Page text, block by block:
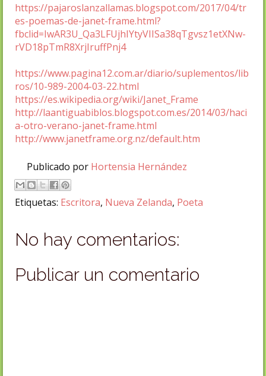
https://pajaroslanzallamas.blogspot.com/2017/04/tr
es-poemas-de-janet-frame.html?
fbclid=IwAR3U_Qa3LFUjhIYtyVIISa38qTgvsz1etXNw-
rVD18pTmR8XrjIruffPnj4
https://www.pagina12.com.ar/diario/suplementos/lib
ros/10-989-2004-03-22.html
https://es.wikipedia.org/wiki/Janet_Frame
http://laantiguabiblos.blogspot.com.es/2014/03/haci
a-otro-verano-janet-frame.html
http://www.janetframe.org.nz/default.htm
Publicado por Hortensia Hernández
Etiquetas: Escritora, Nueva Zelanda, Poeta
No hay comentarios:
Publicar un comentario